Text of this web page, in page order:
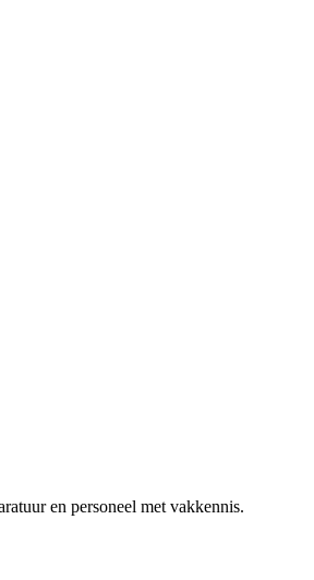
en personeel met vakkennis.